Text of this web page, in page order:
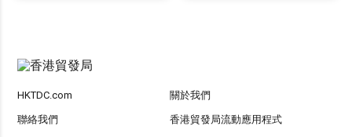
HKTDC.com 關於我們
聯絡我們 香港貿發局流動應用程式